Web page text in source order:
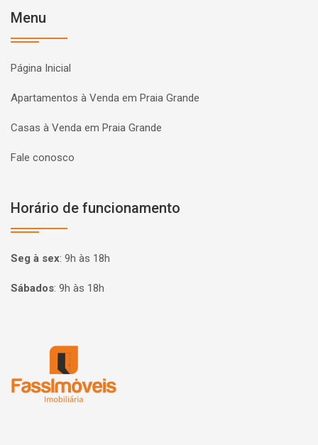
Menu
Página Inicial
Apartamentos à Venda em Praia Grande
Casas à Venda em Praia Grande
Fale conosco
Horário de funcionamento
Seg à sex: 9h às 18h
Sábados: 9h às 18h